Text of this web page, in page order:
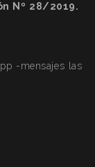
Nº 28/2019.
-mensajes las